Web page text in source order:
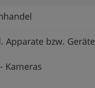
Apparate bzw. Geräte
Kameras